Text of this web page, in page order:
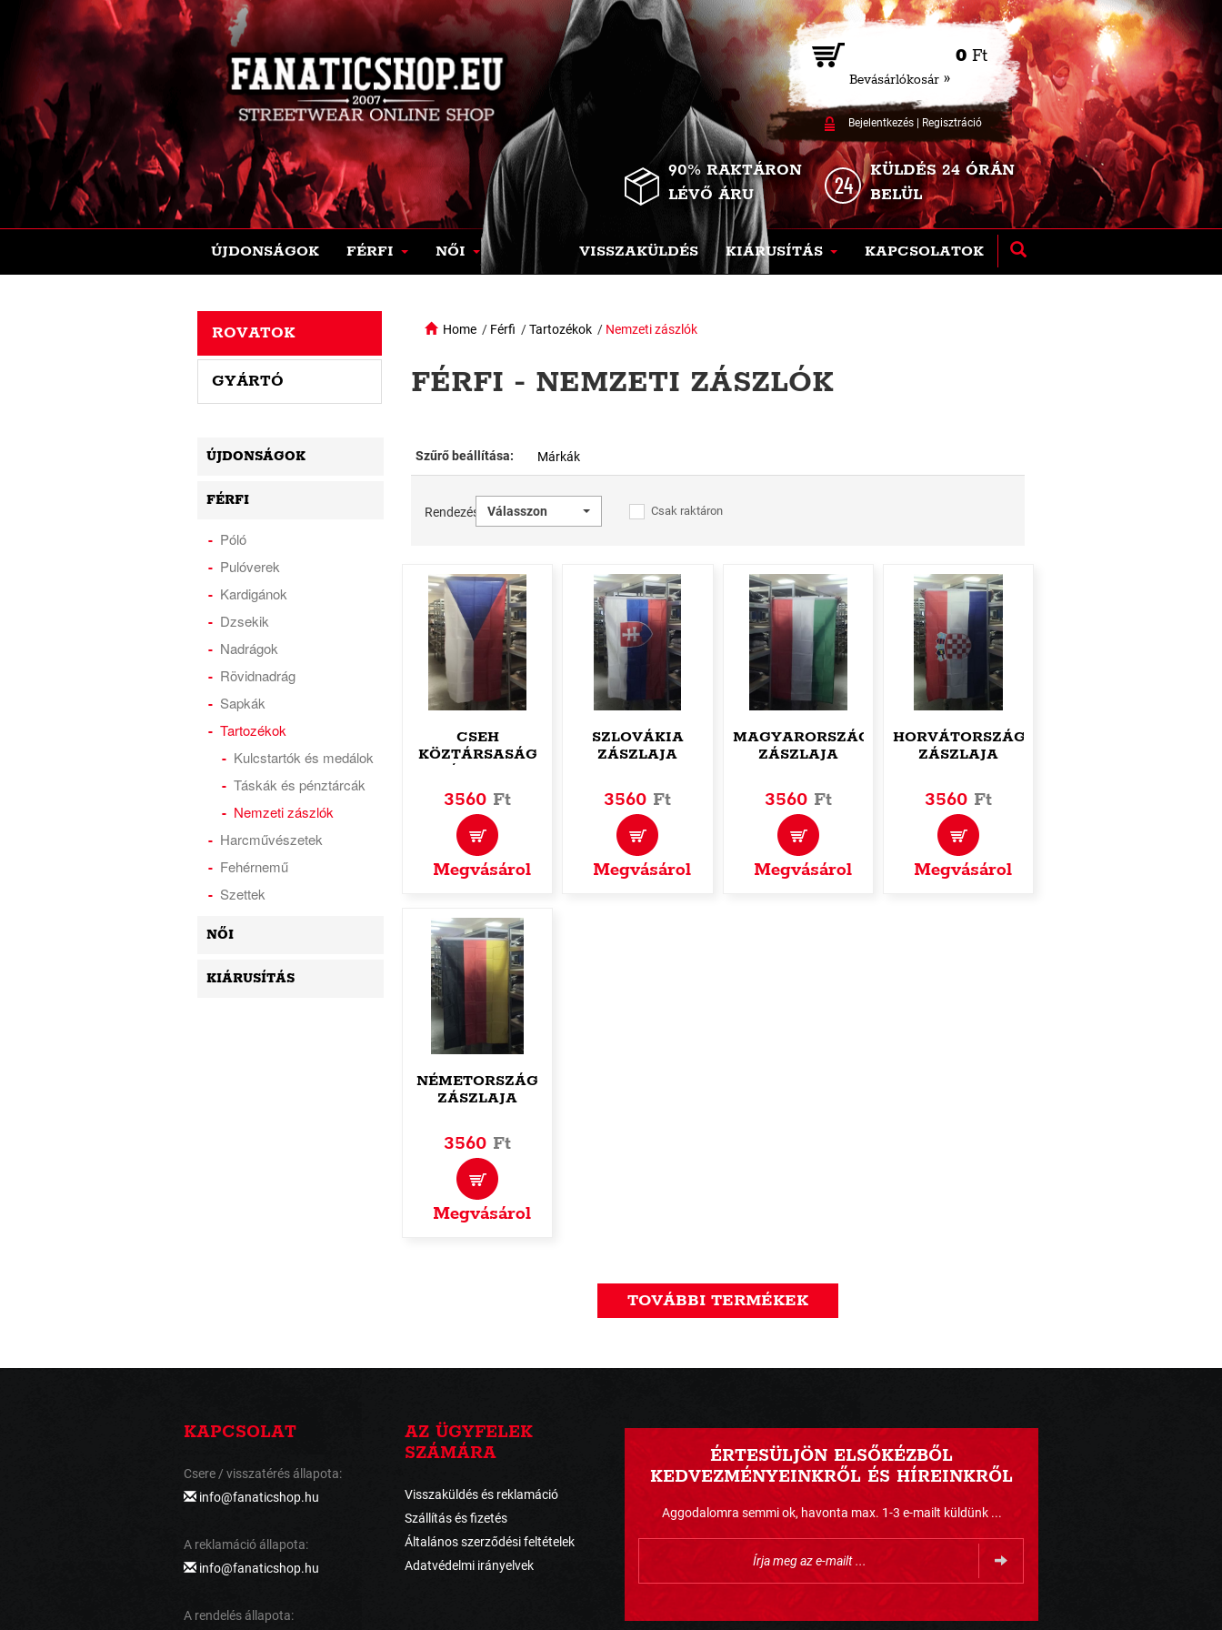
0 Ft
Bevásárlókosár »
Bejelentkezés| Regisztráció
90% RAKTÁRON
LÉVŐ ÁRU
KÜLDÉS 24 ÓRÁN
BELÜL
ÚJDONSÁGOK FÉRFI NŐI VISSZAKÜLDÉS KIÁRUSÍTÁS KAPCSOLATOK
Home / Férfi /Tartozékok / Nemzeti zászlók
FÉRFI - NEMZETI ZÁSZLÓK
Szűrő beállítása: Márkák
Rendezés Válasszon Csak raktáron
CSEH
KÖZTÁRSASÁG
3560 Ft
Megvásárol
SZLOVÁKIA
ZÁSZLAJA
3560 Ft
Megvásárol
MAGYARORSZÁG
ZÁSZLAJA
3560 Ft
Megvásárol
HORVÁTORSZÁG
ZÁSZLAJA
3560 Ft
Megvásárol
NÉMETORSZÁG
ZÁSZLAJA
3560 Ft
Megvásárol
TOVÁBBI TERMÉKEK
ROVATOK
GYÁRTÓ
ÚJDONSÁGOK
FÉRFI
Póló
Pulóverek
Kardigánok
Dzsekik
Nadrágok
Rövidnadrág
Sapkák
Tartozékok
Kulcstartók és medálok
Táskák és pénztárcák
Nemzeti zászlók
Harcművészetek
Fehérnemű
Szettek
NŐI
KIÁRUSÍTÁS
KAPCSOLAT
Csere / visszatérés állapota:
info@fanaticshop.hu
A reklamáció állapota:
info@fanaticshop.hu
A rendelés állapota:
AZ ÜGYFELEK
SZÁMÁRA
Visszaküldés és reklamáció
Szállítás és fizetés
Általános szerződési feltételek
Adatvédelmi irányelvek
ÉRTESÜLJÖN ELSŐKÉZBŐL
KEDVEZMÉNYEINKRŐL ÉS HÍREINKRŐL
Aggodalomra semmi ok, havonta max. 1-3 e-mailt küldünk ...